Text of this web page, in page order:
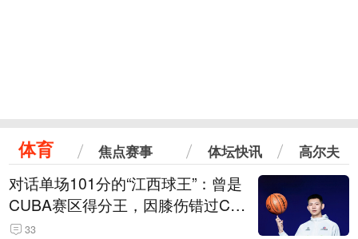
体育 焦点赛事 体坛快讯 高尔夫
对话单场101分的“江西球王”：曾是
CUBA赛区得分王，因膝伤错过CB
A选秀
33